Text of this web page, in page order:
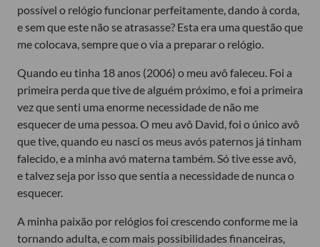
possível o relógio funcionar perfeitamente, dando à corda,
e sem que este não se atrasasse? Esta era uma questão que
me colocava, sempre que o via a preparar o relógio.
Quando eu tinha 18 anos (2006) o meu avô faleceu. Foi a
primeira perda que tive de alguém próximo, e foi a primeira
vez que senti uma enorme necessidade de não me
esquecer de uma pessoa. O meu avô David, foi o único avô
que tive, quando eu nasci os meus avós paternos já tinham
falecido, e a minha avó materna também. Só tive esse avô,
e talvez seja por isso que sentia a necessidade de nunca o
esquecer.
A minha paixão por relógios foi crescendo conforme me ia
tornando adulta, e com mais possibilidades financeiras,